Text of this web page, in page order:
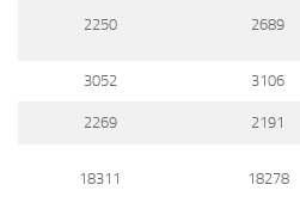
2689
2250
3106
3052
2191
2269
18278
18311